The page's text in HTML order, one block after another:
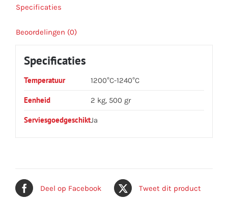
Specificaties
Beoordelingen (0)
Specificaties
Temperatuur 1200°C-1240°C
Eenheid 2 kg, 500 gr
ServiesgoedgeschiktJa
Deel op Facebook Tweet dit product